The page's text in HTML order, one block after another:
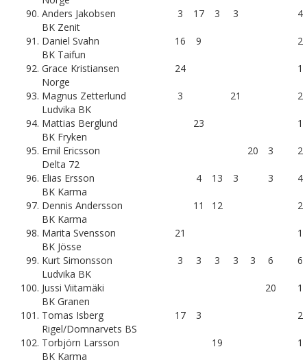
90. Anders Jakobsen
BK Zenit
3 17 3 3 4
91. Daniel Svahn
BK Taifun
16 9 2
92. Grace Kristiansen
Norge
24 1
93. Magnus Zetterlund
Ludvika BK
3 21 2
94. Mattias Berglund
BK Fryken
23 1
95. Emil Ericsson
Delta 72
20 3 2
96. Elias Ersson
BK Karma
4 13 3 3 4
97. Dennis Andersson
BK Karma
11 12 2
98. Marita Svensson
BK Jösse
21 1
99. Kurt Simonsson
Ludvika BK
3 3 3 3 3 6 6
100. Jussi Viitamäki
BK Granen
20 1
101. Tomas Isberg
Rigel/Domnarvets BS
17 3 2
102. Torbjörn Larsson
BK Karma
19 1